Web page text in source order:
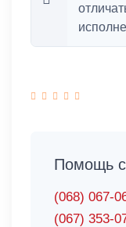
Помощь
(068) 067-
(067) 353-